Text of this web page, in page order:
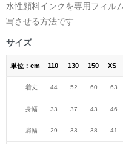
水性顔料インクを専用フィル
写させる方法です
サイズ
単位：cm 110 130 150 XS
着丈 44 52 60 63
身幅 33 37 43 46
肩幅 29 33 38 41